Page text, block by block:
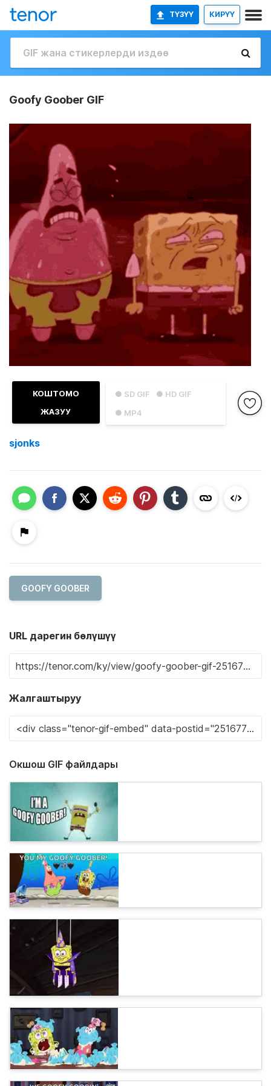
ТҮЗҮҮ КИРҮҮ
Goofy Goober GIF
● SD GIF
● HD GIF
● MP4
КОШТОМО
ЖАЗУУ
sjonks
GOOFY GOOBER
URL дарегин бөлүшүү
Жалгаштыруу
Окшош GIF файлдары